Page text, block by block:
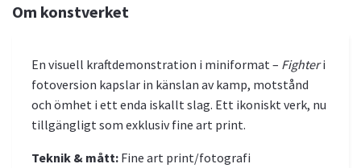
Om konstverket
En visuell kraftdemonstration i miniformat – Fighteri
fotoversion kapslar in känslan av kamp, motstånd
och ömhet i ett enda iskallt slag. Ett ikoniskt verk, nu
tillgängligt som exklusiv fine art print.
Teknik & mått: Fine art print/fotografi